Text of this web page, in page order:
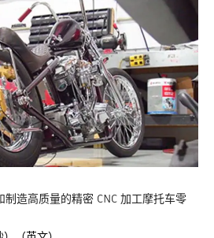
造高质量的精密 CNC 加工摩托车零